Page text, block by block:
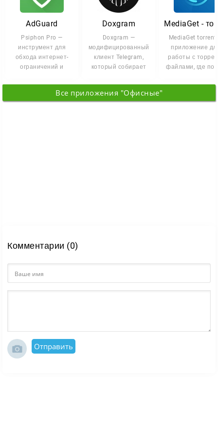
AdGuard
Psiphon Pro —
инструмент для
обхода интернет-
ограничений и
заблокированному
Doxgram
Doxgram —
модифицированный
клиент Telegram,
который собирает
блокировок и
MediaGet
приложение
работы с
файлами, где
медиа
Все приложения "Офисные"
Комментарии (0)
Отправить